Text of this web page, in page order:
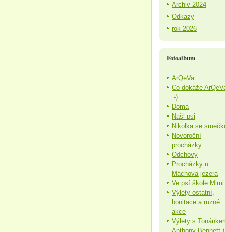
Archiv 2024
Odkazy
rok 2026
Fotoalbum
ArQeVa
Co dokáže
:-)
Doma
Naši psi
Nikolka se
Novoroční
procházky
Odchovy
Procházky u
Máchova jezera
Ve psí škole Mimi
Výlety ostatní,
bonitace a různé
akce
Výlety s